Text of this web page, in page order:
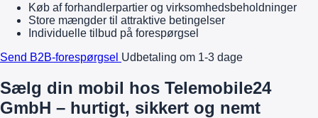
Køb af forhandlerpartier og virksomhedsbeholdninger
Store mængder til attraktive betingelser
Individuelle tilbud på forespørgsel
Send B2B-forespørgsel Udbetaling om 1-3 dage
Sælg din mobil hos Telemobile24
GmbH – hurtigt, sikkert og nemt